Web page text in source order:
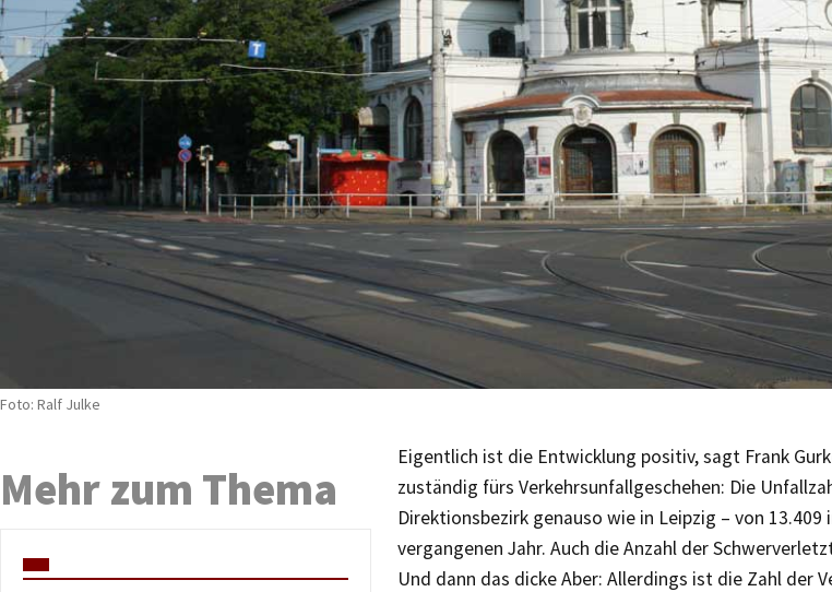
Foto: Ralf Julke
Eigentlich ist die Entwicklung positiv, sagt Frank
zuständig fürs Verkehrsunfallgeschehen: Die
Direktionsbezirk genauso wie in Leipzig – von 13.409
vergangenen Jahr. Auch die Anzahl der
Und dann das dicke Aber: Allerdings ist die Zahl der
Mehr zum Thema